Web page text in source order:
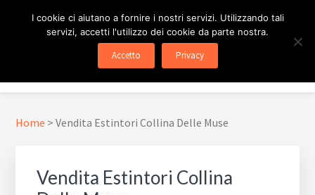
pagina
ESTINTORE ROMA
In Tutta Roma E Provincia
Menu
Home >Vendita Estintori Collina Delle Muse
Vendita Estintori Collina
I cookie ci aiutano a fornire i nostri servizi. Utilizzando tali
servizi, accetti l'utilizzo dei cookie da parte nostra.
Accetto Privacy